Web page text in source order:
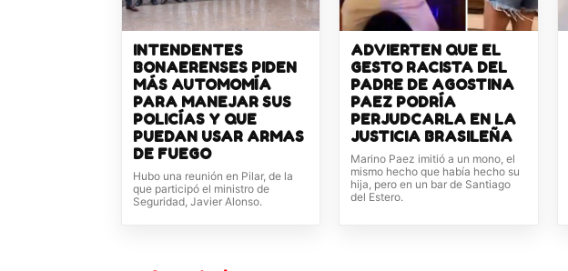
INTENDENTES
BONAERENSES PIDEN
MÁS AUTOMOMÍA
PARA MANEJAR SUS
POLICÍAS Y QUE
PUEDAN USAR ARMAS
DE FUEGO
Hubo una reunión en Pilar, de la
que participó el ministro de
Seguridad, Javier Alonso.
ADVIERTEN QUE EL
GESTO RACISTA DEL
PADRE DE AGOSTINA
PAEZ PODRÍA
PERJUDCARLA EN LA
JUSTICIA BRASILEÑA
Marino Paez imitió a un mono, el
mismo hecho que había hecho su
hija, pero en un bar de Santiago
del Estero.